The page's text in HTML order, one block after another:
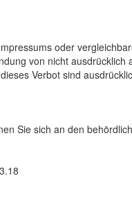
oder
von nicht
Verbot sind
Sie sich an den